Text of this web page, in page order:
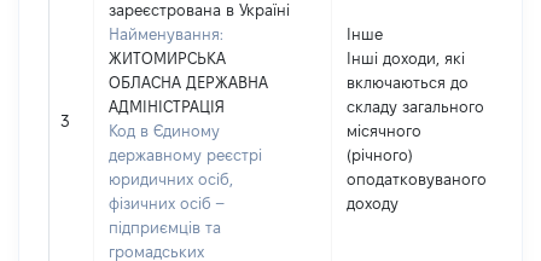
3
зареєстрована в Україні
Найменування:
ЖИТОМИРСЬКА
ОБЛАСНА ДЕРЖАВНА
АДМІНІСТРАЦІЯ
Код в Єдиному
державному реєстрі
юридичних осіб,
фізичних осіб –
підприємців та
громадських
Інше
Інші доходи, які
включаються до
складу загального
місячного
(річного)
оподатковуваного
доходу